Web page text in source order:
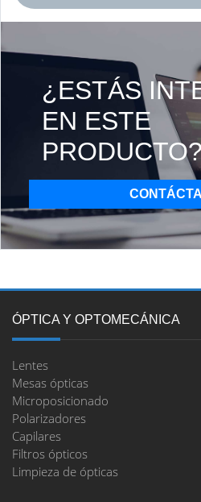
¿ESTÁS
EN ESTE
ÓPTICA Y OPTOMECÁNICA
Lentes
Mesas ópticas
Microposicionado
Polarizadores
Capilares
Filtros ópticos
Limpieza de ópticas